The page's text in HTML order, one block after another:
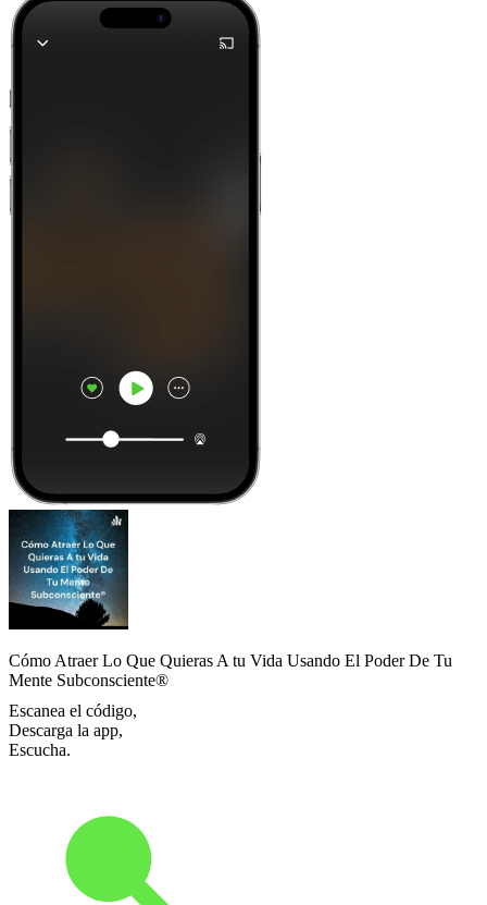
Cómo Atraer Lo Que Quieras A tu Vida Usando El Poder De Tu
Mente Subconsciente®
Escanea el código,
Descarga la app,
Escucha.